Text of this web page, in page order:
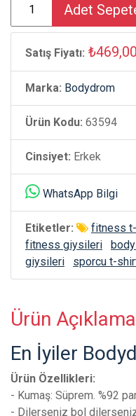
Adet
Satış Fiyatı: ₺469,00
Marka: Bodydrom
Ürün Kodu: 63594
Cinsiyet: Erkek
WhatsApp Bilgi
Etiketler: fitness
fitness giysileri
giysileri
sporcu t-
Ürün
En İyiler
Ürün Özellikleri:
- Kumaş: Süprem. %92
- Dilerseniz bol